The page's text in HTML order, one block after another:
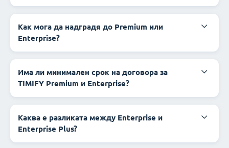
Как мога да надградя до Premium или
Enterprise?
Има ли минимален срок на договора за
TIMIFY Premium и Enterprise?
Каква е разликата между Enterprise и
Enterprise Plus?